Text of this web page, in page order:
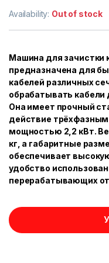
Availability: Out of stock
Машина для зачистки
предназначена для
кабелей различных
обрабатывать
Она имеет прочный
действие
мощностью 2,2 кВт.
кг, а габаритные
обеспечивает
удобство
перерабатывающих